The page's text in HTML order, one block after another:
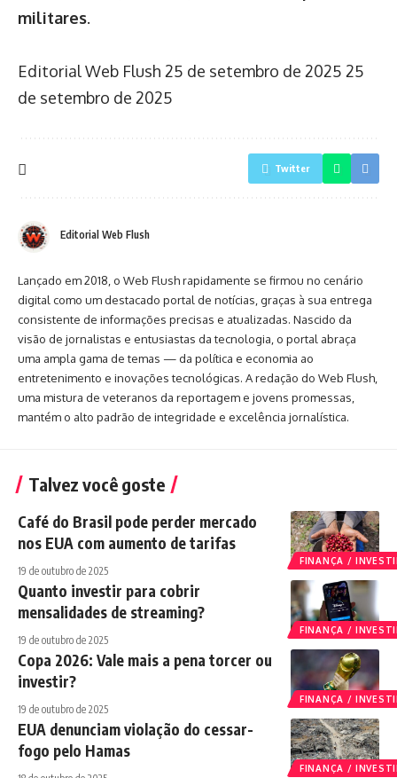
militares.
Editorial Web Flush 25 de setembro de 2025 25
de setembro de 2025
Twitter
Editorial Web Flush
Lançado em 2018, o Web Flush rapidamente se firmou no cenário
digital como um destacado portal de notícias, graças à sua entrega
consistente de informações precisas e atualizadas. Nascido da
visão de jornalistas e entusiastas da tecnologia, o portal abraça
uma ampla gama de temas — da política e economia ao
entretenimento e inovações tecnológicas. A redação do Web Flush,
uma mistura de veteranos da reportagem e jovens promessas,
mantém o alto padrão de integridade e excelência jornalística.
Talvez você goste
FINANÇA /
Café do Brasil pode perder mercado
nos EUA com aumento de tarifas
19 de outubro de 2025
FINANÇA /
Quanto investir para cobrir
mensalidades de streaming?
19 de outubro de 2025
FINANÇA /
Copa 2026: Vale mais a pena torcer ou
investir?
19 de outubro de 2025
FINANÇA /
EUA denunciam violação do cessar-
fogo pelo Hamas